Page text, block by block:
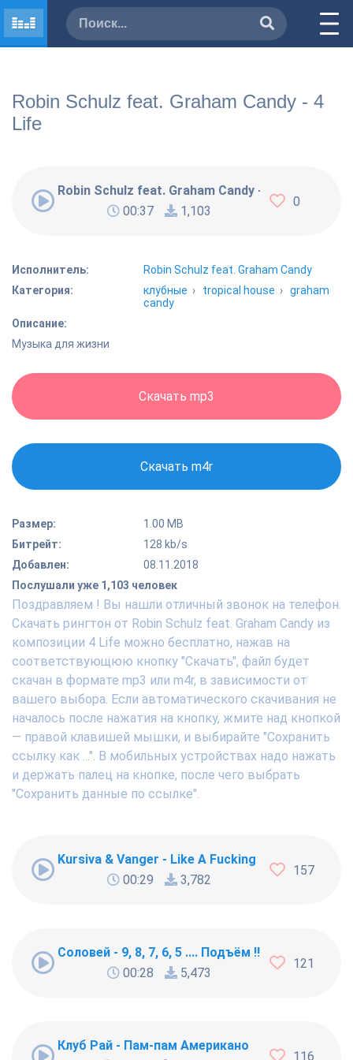
Robin Schulz feat. Graham Candy - 4
Life
Robin Schulz feat. Graham Candy - 4 Life
00:37
1,103
0
Исполнитель:
Robin Schulz feat. Graham Candy
Категория:
клубные › tropical house ›graham
candy
Описание:
Музыка для жизни
Скачать mp3
Скачать m4r
Размер:
1.00 MB
Битрейт:
128 kb/s
Добавлен:
08.11.2018
Послушали уже 1,103 человек
Поздравляем ! Вы нашли отличный звонок на телефон.
Скачать рингтон от Robin Schulz feat. Graham Candy из
композиции 4 Life можно бесплатно, нажав на
соответствующюю кнопку "Скачать", файл будет
скачан в формате mp3 или m4r, в зависимости от
вашего выбора. Если автоматического скачивания не
началось после нажатия на кнопку, жмите над кнопкой
— правой клавишей мышки, и выбирайте "Сохранить
ссылку как ...". В мобильных устройствах надо нажать
и держать палец на кнопке, после чего выбрать
"Сохранить данные по ссылке".
Kursiva & Vanger - Like A Fucking Newbie
00:29
3,782
157
Соловей - 9, 8, 7, 6, 5 .... Подъём !!!
00:28
5,473
121
Клуб Рай - Пам-пам Американо
116